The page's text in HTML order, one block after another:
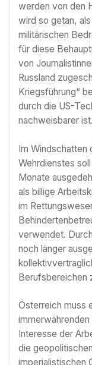
werden von den
wird so getan,
militärischen
für diese
von
Russland
Kriegsführung“
durch die US-
nachweisbarer ist.
Im Windschatten
Wehrdienstes
Monate
als billige
im
verwendet.
noch länger
Berufsbereichen
Österreich muss
Interesse der
die
imperialistischen